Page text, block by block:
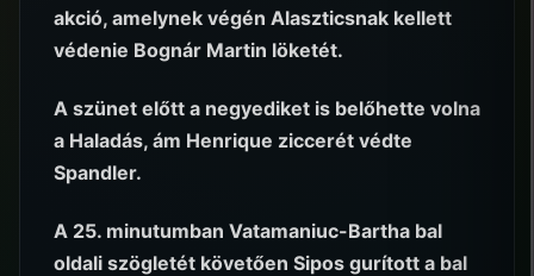
akció, amelynek végén Alaszticsnak kellett
védenie Bognár Martin löketét.
A szünet előtt a negyediket is belőhette volna
a Haladás, ám Henrique ziccerét védte
Spandler.
A 25. minutumban Vatamaniuc-Bartha bal
oldali szögletét követően Sipos gurított a bal